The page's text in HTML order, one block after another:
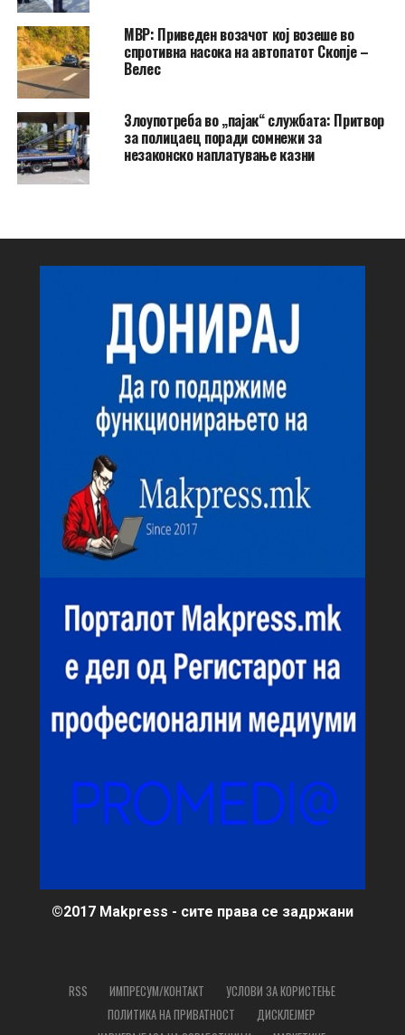
МВР: Приведен возачот кој возеше во
спротивна насока на автопатот Скопје –
Велес
Злоупотреба во „пајак“ службата: Притвор
за полицаец поради сомнежи за
незаконско наплатување казни
©2017 Makpress - сите права се задржани
RSS ИМПРЕСУМ/КОНТАКТ
УСЛОВИ ЗА КОРИСТЕЊЕ
ПОЛИТИКА НА ПРИВАТНОСТ
ДИСКЛЕЈМЕР